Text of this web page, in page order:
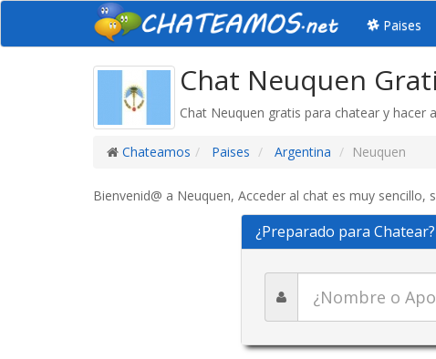
Paises
Chat Neuquen
Chat Neuquen gratis para chatear y hacer
Chateamos Paises Argentina Neuquen
Bienvenid@ a Neuquen, Acceder al chat es muy
¿Preparado para Chatear?